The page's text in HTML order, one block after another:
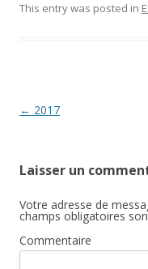
This entry was posted in
Post navigation
← 2017
Laisser un
Votre adresse de
champs obligatoires
Commentaire